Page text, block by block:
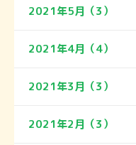
2021年5月（3）
2021年4月（4）
2021年3月（3）
2021年2月（3）